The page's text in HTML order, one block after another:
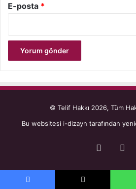
E-posta *
© Telif Hakkı 2026, Tüm
Bu websitesi i-dizayn tarafından